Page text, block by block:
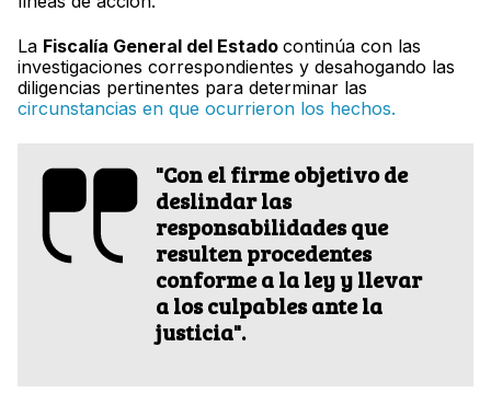
La Fiscalía General del Estado continúa con las
investigaciones correspondientes y desahogando las
diligencias pertinentes para determinar las
circunstancias en que ocurrieron los hechos.
"Con el firme objetivo de
deslindar las
responsabilidades que
resulten procedentes
conforme a la ley y llevar
a los culpables ante la
justicia".